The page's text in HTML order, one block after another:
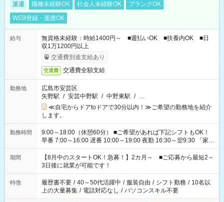
派遣 職種未経験OK 社会人未経験OK
ブランクOK
WEB登録・面接OK
給与
無資格未経験：時給1400円～ ■週払いOK ■扶養内OK ■日
収1万1200円以上
交通費別途支給あり
交通費 交通費全額支給
勤務地
広島市安芸区
矢野駅 / 安芸中野駅 / 中野東駅 / …
≪自宅からドアtoドアで30分以内！≫ご希望の勤務地を紹介
します。
勤務時間
9:00～18:00（休憩60分） ■ご希望があれば下記シフトもOK！
早番 7:00～16:00 遅番 10:00～19:00 夜勤 16:30～翌9:30 「家族
と休みを合わせたい」 「余裕を持って夕飯の準備がしたい」
「できれば残業はしたくない」 など、ご希望を教えてください
ね。 ※Wワーク希望の方へ 今ご覧のお仕事で希望する勤務時間
と、もう1つのお仕事の勤務時間。 合計で週40時間を超える場
合は応募できません。
期間
【8月中のスタートOK！急募！】2カ月～ ■ご応募から最短2～
3日後に就業が可能です！
特徴 履歴書不要 / 40～50代活躍中 / 服装自由 / シフト勤務 / 10名以
上の大量募集 / 電話対応なし / パソコンスキル不要